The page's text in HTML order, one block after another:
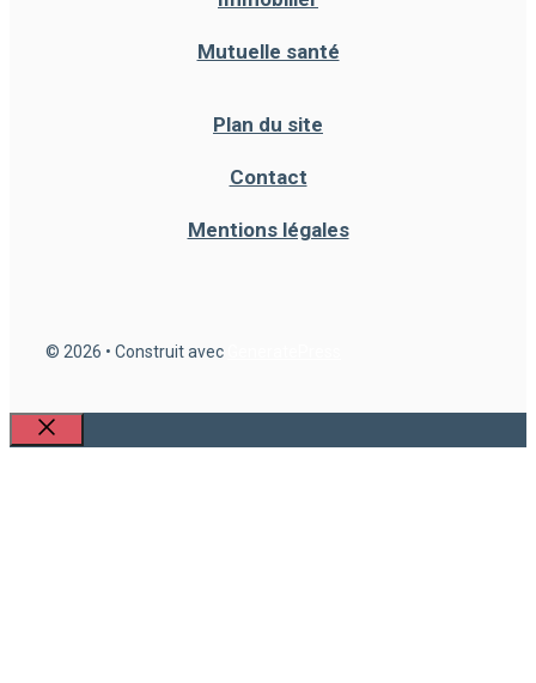
Mutuelle santé
Plan du site
Contact
Mentions légales
© 2026 • Construit avec
Fermer